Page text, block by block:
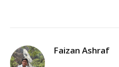
Faizan Ashraf